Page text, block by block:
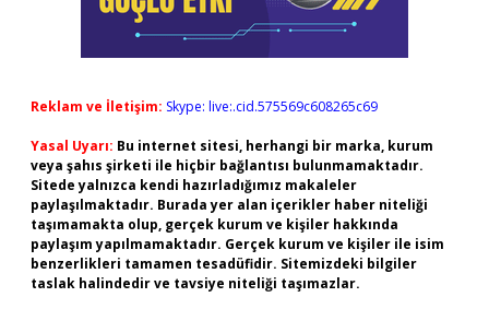
Reklam ve İletişim: Skype: live:.cid.575569c608265c69
Yasal Uyarı: Bu internet sitesi, herhangi bir marka, kurum
veya şahıs şirketi ile hiçbir bağlantısı bulunmamaktadır.
Sitede yalnızca kendi hazırladığımız makaleler
paylaşılmaktadır. Burada yer alan içerikler haber niteliği
taşımamakta olup, gerçek kurum ve kişiler hakkında
paylaşım yapılmamaktadır. Gerçek kurum ve kişiler ile isim
benzerlikleri tamamen tesadüfidir. Sitemizdeki bilgiler
taslak halindedir ve tavsiye niteliği taşımazlar.